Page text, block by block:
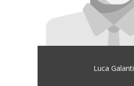
Luca Galanti